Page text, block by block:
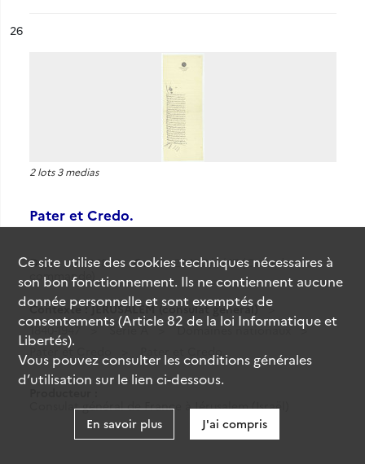
n°
26
2 lots 3 medias
Pater et Credo.
Date 1858-1889 Cote
294PO/A/47 (Cote de
commande)
Contexte : JERUSALEM (consulat général)
1840-1947
Série A
Domaines nationaux
Pater et Credo
Pater et Credo.
Consulat général de France à Jérusalem (Israël)
Ce site utilise descookiestechniques nécessaires à
son bon fonctionnement. Ils ne contiennent aucune
donnée personnelle et sont exemptés de
consentements (Article 82 de la loi Informatique et
Libertés).
Vous pouvez consulter les conditions générales
d’utilisation sur le lien ci-dessous.
En savoir plus J'ai compris